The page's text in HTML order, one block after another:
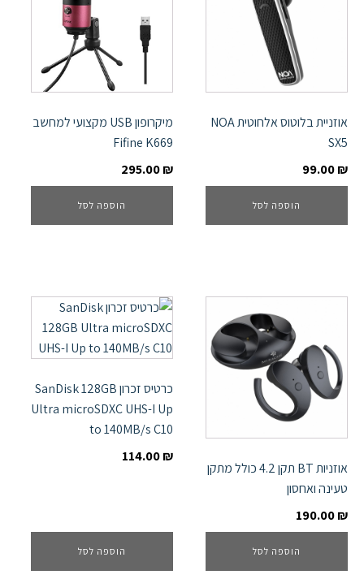
אוזניית בלוטוס אלחוטית NOA
SX5
99.00₪
הוספה לסל
מיקרופון USB מקצועי למחשב
Fifine K669
295.00₪
הוספה לסל
אוזניות BT תקן 4.2 כולל מתקן
טעינה ואחסון
190.00₪
הוספה לסל
כרטיס זכרון SanDisk 128GB
Ultra microSDXC UHS-I Up
to 140MB/s C10
114.00₪
הוספה לסל